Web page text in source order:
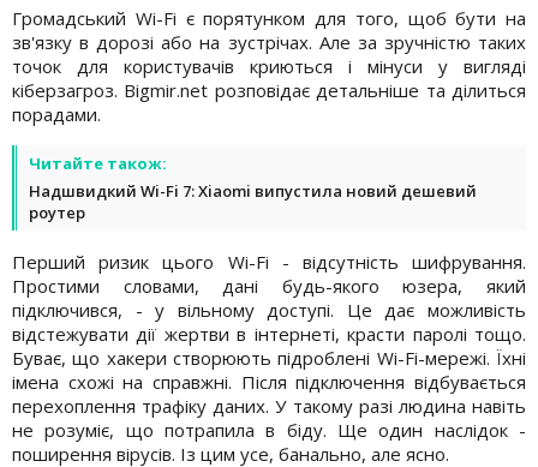
Громадський Wi-Fi є порятунком для того, щоб бути на
зв'язку в дорозі або на зустрічах. Але за зручністю таких
точок для користувачів криються і мінуси у вигляді
кіберзагроз. Bigmir.net розповідає детальніше та ділиться
порадами.
Читайте також:
Надшвидкий Wi-Fi 7: Xiaomi випустила новий дешевий
роутер
Перший ризик цього Wi-Fi - відсутність шифрування.
Простими словами, дані будь-якого юзера, який
підключився, - у вільному доступі. Це дає можливість
відстежувати дії жертви в інтернеті, красти паролі тощо.
Буває, що хакери створюють підроблені Wi-Fi-мережі. Їхні
імена схожі на справжні. Після підключення відбувається
перехоплення трафіку даних. У такому разі людина навіть
не розуміє, що потрапила в біду. Ще один наслідок -
поширення вірусів. Із цим усе, банально, але ясно.